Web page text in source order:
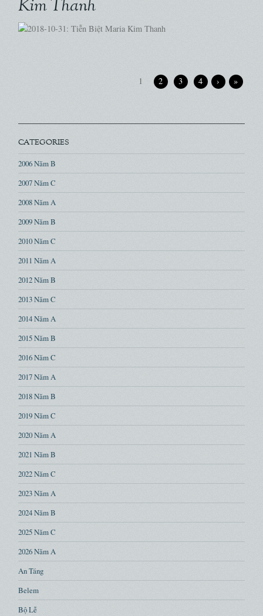
Kim Thanh
1 2 3 4 › »
CATEGORIES
2006 Năm B
2007 Năm C
2008 Năm A
2009 Năm B
2010 Năm C
2011 Năm A
2012 Năm B
2013 Năm C
2014 Năm A
2015 Năm B
2016 Năm C
2017 Năm A
2018 Năm B
2019 Năm C
2020 Năm A
2021 Năm B
2022 Năm C
2023 Năm A
2024 Năm B
2025 Năm C
2026 Năm A
An Táng
Belem
Bộ Lễ